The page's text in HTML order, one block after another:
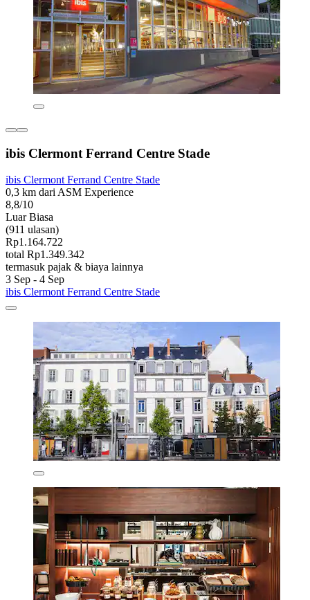
ibis Clermont Ferrand Centre Stade
ibis Clermont Ferrand Centre Stade
0,3 km dari ASM Experience
8,8/10
Luar Biasa
(911 ulasan)
Rp1.164.722
total Rp1.349.342
termasuk pajak & biaya lainnya
3 Sep - 4 Sep
ibis Clermont Ferrand Centre Stade